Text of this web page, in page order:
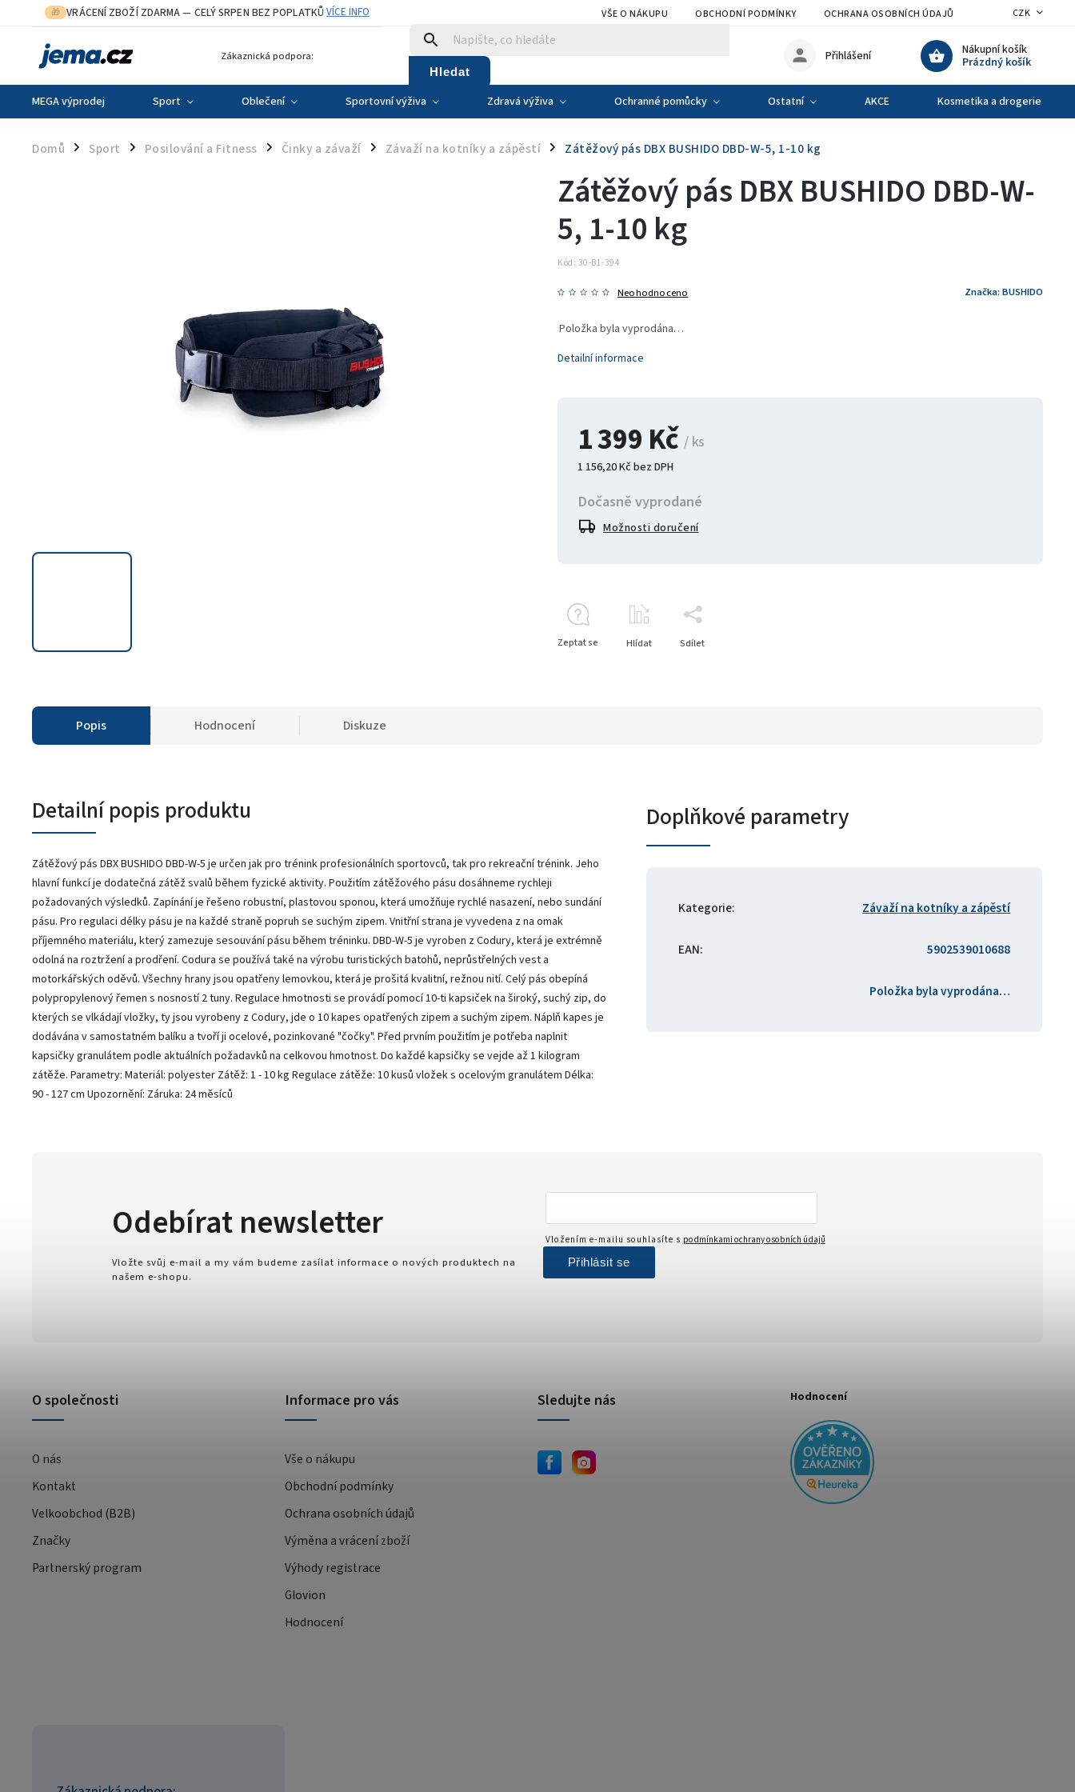
🎁 VRÁCENÍ ZBOŽÍ ZDARMA— CELÝ SRPEN BEZ POPLATKŮ·VÍCE INFO VŠE O NÁKUPU OBCHODNÍ PODMÍNKY OCHRANA OSOBNÍCH ÚDAJŮ VÝMĚNA A VRÁCENÍ
CZK
Zákaznická podpora:
Hledat
Nákupní košík
Prázdný košík
Přihlášení
MEGA výprodej Sport Oblečení Sportovní výživa Zdravá výživa Ochranné pomůcky Ostatní AKCE Kosmetika a drogerie
Domů / Sport / Posilování a Fitness / Činky a závaží / Závaží na kotníky a zápěstí / Zátěžový pás DBX BUSHIDO DBD-W-5, 1-10 kg
1 399 Kč/ ks
1 156,20 Kč bez DPH
Dočasně vyprodané
Možnosti doručení
Zátěžový pás DBX BUSHIDO DBD-W-
5, 1-10 kg
Kód: 30-B1-394
Neohodnoceno Značka: BUSHIDO
Položka byla vyprodána…
Detailní informace
Zeptat se Hlídat Sdílet
Popis Hodnocení Diskuze
Detailní popis produktu
Zátěžový pás DBX BUSHIDO DBD-W-5 je určen jak pro trénink profesionálních sportovců, tak pro rekreační trénink. Jeho
hlavní funkcí je dodatečná zátěž svalů během fyzické aktivity. Použitím zátěžového pásu dosáhneme rychleji
požadovaných výsledků. Zapínání je řešeno robustní, plastovou sponou, která umožňuje rychlé nasazení, nebo sundání
pásu. Pro regulaci délky pásu je na každé straně popruh se suchým zipem. Vnitřní strana je vyvedena z na omak
příjemného materiálu, který zamezuje sesouvání pásu během tréninku. DBD-W-5 je vyroben z Codury, která je extrémně
odolná na roztržení a prodření. Codura se používá také na výrobu turistických batohů, neprůstřelných vest a
motorkářských oděvů. Všechny hrany jsou opatřeny lemovkou, která je prošitá kvalitní, režnou nití. Celý pás obepíná
polypropylenový řemen s nosností 2 tuny. Regulace hmotnosti se provádí pomocí 10-ti kapsiček na široký, suchý zip, do
kterých se vlkádají vložky, ty jsou vyrobeny z Codury, jde o 10 kapes opatřených zipem a suchým zipem. Náplň kapes je
dodávána v samostatném balíku a tvoří ji ocelové, pozinkované "čočky". Před prvním použitím je potřeba naplnit
kapsičky granulátem podle aktuálních požadavků na celkovou hmotnost. Do každé kapsičky se vejde až 1 kilogram
zátěže. Parametry: Materiál: polyester Zátěž: 1 - 10 kg Regulace zátěže: 10 kusů vložek s ocelovým granulátem Délka:
90 - 127 cm Upozornění: Záruka: 24 měsíců
Doplňkové parametry
Kategorie: Závaží na kotníky a zápěstí
EAN: 5902539010688
Položka byla vyprodána…
O společnosti
O nás
Kontakt
Velkoobchod (B2B)
Značky
Partnerský program
Informace pro vás
Vše o nákupu
Obchodní podmínky
Ochrana osobních údajů
Výměna a vrácení zboží
Výhody registrace
Glovion
Hodnocení
Odebírat newsletter
Vložte svůj e-mail a my vám budeme zasílat informace o nových produktech na
našem e-shopu.
Vložením e-mailu souhlasíte s podmínkami ochrany osobních údajů
Přihlásit se
Sledujte nás Hodnocení